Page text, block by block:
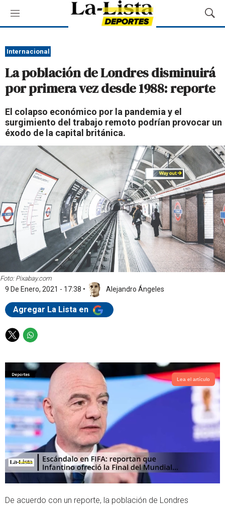
M
e
ú
M
o
a
r
B
q
e
d
a
Internacional
La población de Londres disminuirá
por primera vez desde 1988: reporte
El colapso económico por la pandemia y el
surgimiento del trabajo remoto podrían provocar un
éxodo de la capital británica.
Foto: Pixabay.com
9 De Enero, 2021 - 17:38 • Alejandro Ángeles
Agregar La Lista en
T
i
t
t
e
r
W
a
t
s
a
p
p
Lea el artículo
De acuerdo con un reporte, la población de Londres